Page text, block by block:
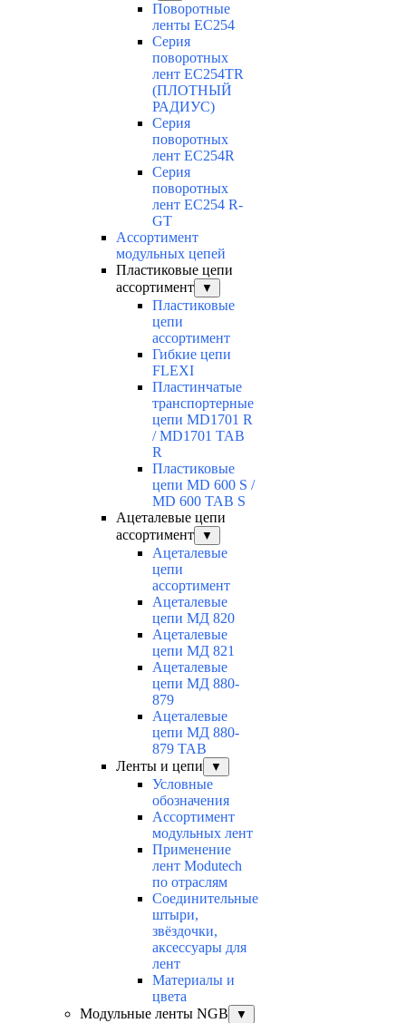
Поворотные
ленты EC254
Серия
поворотных
лент EC254TR
(ПЛОТНЫЙ
РАДИУС)
Серия
поворотных
лент EC254R
Серия
поворотных
лент EC254 R-
GT
Ассортимент
модульных цепей
Пластиковые цепи
ассортимент
▼
Пластиковые
цепи
ассортимент
Гибкие цепи
FLEXI
Пластинчатые
транспортерные
цепи MD1701 R
/ MD1701 TAB
R
Пластиковые
цепи MD 600 S /
MD 600 TAB S
Ацеталевые цепи
ассортимент
▼
Ацеталевые
цепи
ассортимент
Ацеталевые
цепи МД 820
Ацеталевые
цепи МД 821
Ацеталевые
цепи МД 880-
879
Ацеталевые
цепи МД 880-
879 ТАВ
Ленты и цепи
▼
Условные
обозначения
Ассортимент
модульных лент
Применение
лент Modutech
по отраслям
Соединительные
штыри,
звёздочки,
аксессуары для
лент
Материалы и
цвета
Модульные ленты NGB
▼